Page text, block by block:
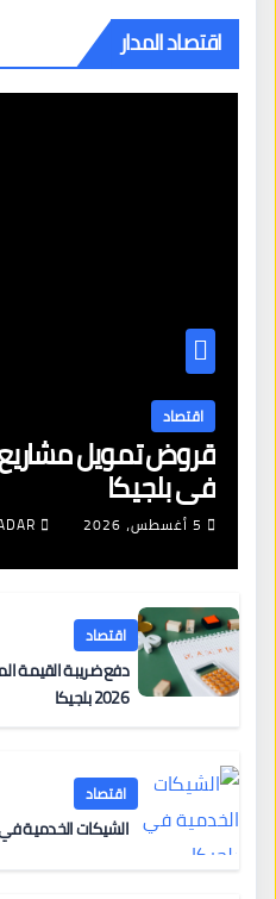
اقتصاد المدار
اقتصاد
قروض تمويل مشاريع
في بلجيكا
5 أغسطس، 2026
اقتصاد
دفع ضريبة القيمة
2026 بلجيكا
اقتصاد
الشيكات الخدمية في